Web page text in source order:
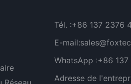
Tél. :+86 137 2376
E-mail:
WhatsApp :+86
Adresse de